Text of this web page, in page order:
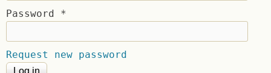
Password *
Request new password